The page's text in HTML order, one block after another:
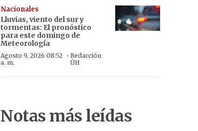
Nacionales
Lluvias, viento del sur y
tormentas: El pronóstico
para este domingo de
Meteorología
Agosto 9, 2026 08:52
a. m.
· Redacción
ÚH
Notas más leídas